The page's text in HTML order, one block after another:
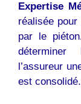
Expertise
réalisée
par le
déterminer
l’assureur
est consolidé.